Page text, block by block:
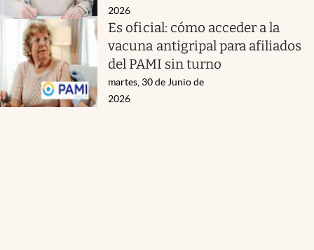
2026
Es oficial: cómo acceder a la
vacuna antigripal para afiliados
del PAMI sin turno
martes, 30 de Junio de
2026